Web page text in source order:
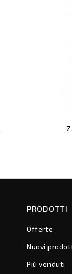
PRODOTTI
Offerte
Nuovi
Più venduti